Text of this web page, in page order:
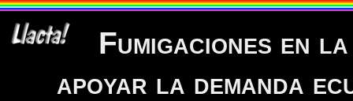
Fumigaciones en
apoyar la demanda